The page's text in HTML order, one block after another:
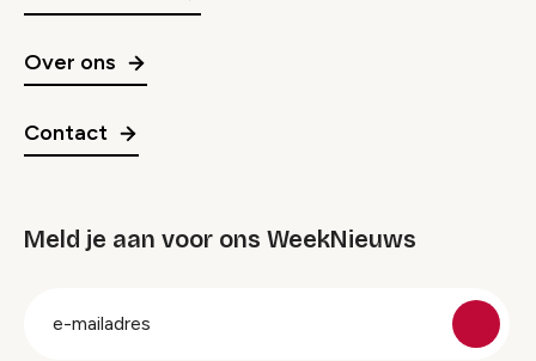
Over ons
Contact
Meld je aan voor ons WeekNieuws